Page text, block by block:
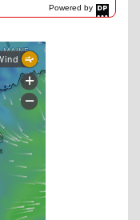
Powered by
DaysPedia.com